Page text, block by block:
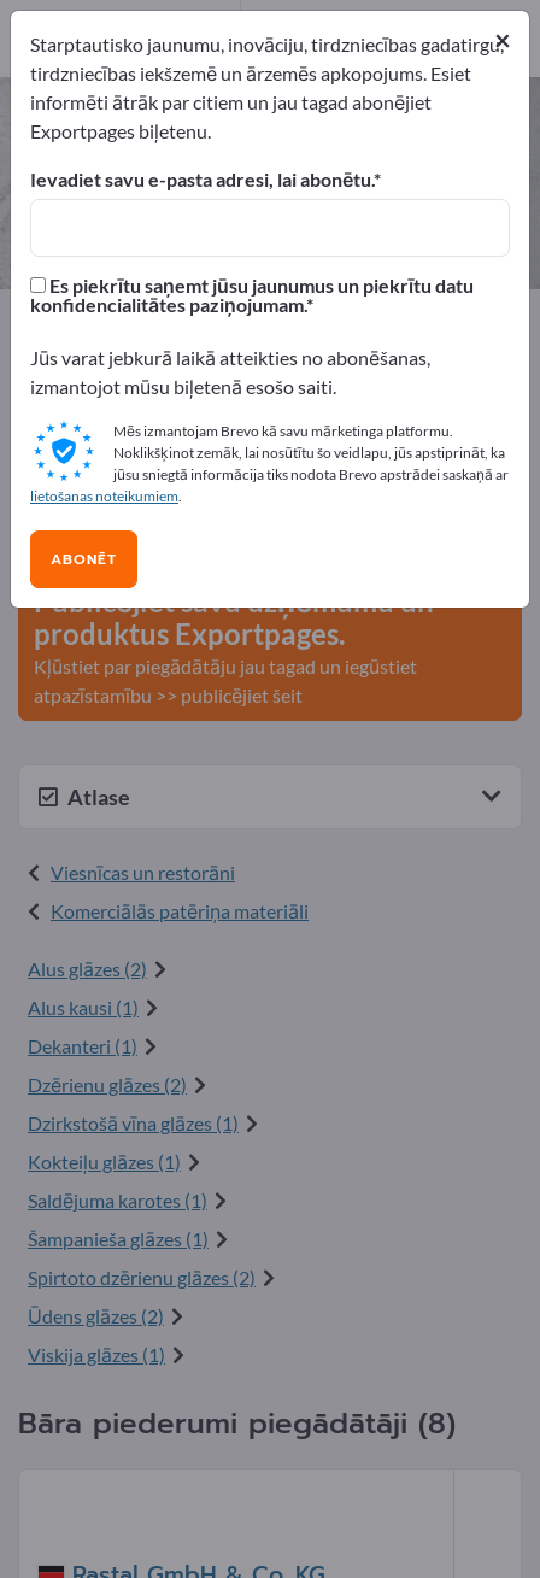
Bāra piederumi – atrodiet
ražotājus un piegādātājus
8
Ražotājs
Exportpages
Uzņēmuma aprīkojums / Iestādes iekārtojums
Viesnīcas un restorāni
Bāra piederumi
Reklāmējieties bez maksas
Exportpages!
kontakti >> sāciet šeit
Publicējiet savu uzņēmumu un
produktus Exportpages.
Kļūstiet par piegādātāju jau tagad un iegūstiet
atpazīstamību >> publicējiet šeit
Atlase
Viesnīcas un restorāni
Komerciālās patēriņa materiāli
Alus glāzes (2)
Alus kausi (1)
Dekanteri (1)
Dzērienu glāzes (2)
Dzirkstošā vīna glāzes (1)
Kokteiļu glāzes (1)
Saldējuma karotes (1)
Šampanieša glāzes (1)
Spirtoto dzērienu glāzes (2)
Ūdens glāzes (2)
Viskija glāzes (1)
Bāra piederumi piegādātāji (8)
×
Starptautisko jaunumu, inovāciju, tirdzniecības gadatirgu,
tirdzniecības iekšzemē un ārzemēs apkopojums. Esiet
informēti ātrāk par citiem un jau tagad abonējiet
Exportpages biļetenu.
Ievadiet savu e-pasta adresi, lai abonētu.
Es piekrītu saņemt jūsu jaunumus un piekrītu datu
konfidencialitātes paziņojumam.
Jūs varat jebkurā laikā atteikties no abonēšanas,
izmantojot mūsu biļetenā esošo saiti.
Mēs izmantojam Brevo kā savu mārketinga platformu.
Noklikšķinot zemāk, lai nosūtītu šo veidlapu, jūs apstiprināt, ka
jūsu sniegtā informācija tiks nodota Brevo apstrādei saskaņā ar
lietošanas noteikumiem.
ABONĒT